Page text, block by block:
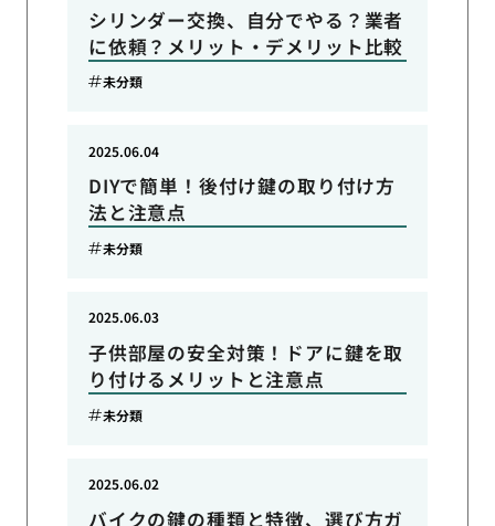
シリンダー交換、自分でやる？業者
に依頼？メリット・デメリット比較
未分類
DIYで簡単！後付け鍵の取り付け方
法と注意点
2025.06.04
未分類
子供部屋の安全対策！ドアに鍵を取
り付けるメリットと注意点
2025.06.03
未分類
バイクの鍵の種類と特徴、選び方ガ
2025.06.02